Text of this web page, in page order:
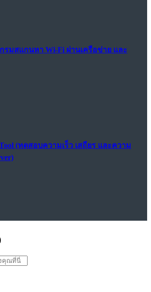
รมสแกนหา Wi-Fi ผ่านเครือข่าย และ
(ทดสอบความเร็ว เสถียร และความ